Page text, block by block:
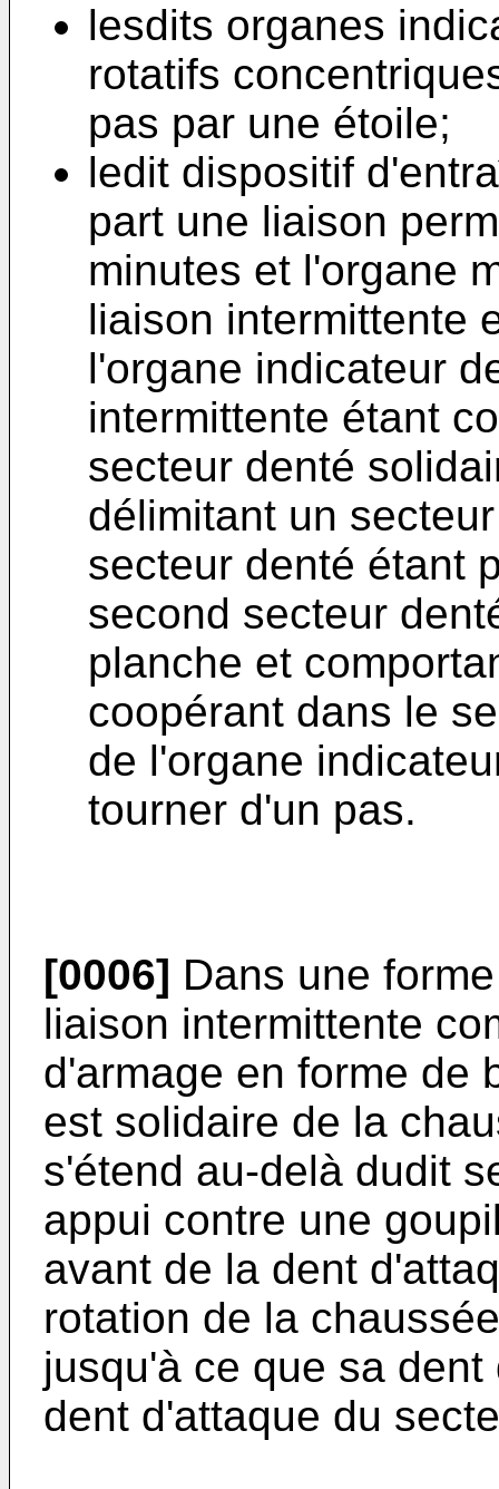
lesdits organes
rotatifs
pas par une étoile;
ledit dispositif
part une liaison
minutes et l'organe
liaison intermittente
l'organe indicateur
intermittente étant
secteur denté
délimitant un
secteur denté étant
second secteur
planche et
coopérant dans le
de l'organe
tourner d'un pas.
[0006] Dans une
liaison intermittente
d'armage en forme de
est solidaire de la
s'étend au-delà dudit
appui contre une
avant de la dent
rotation de la
jusqu'à ce que sa
dent d'attaque du